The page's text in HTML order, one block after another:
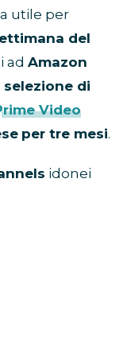
utile per
del
ad Amazon
selezione di
Video
per tre mesi.
idonei